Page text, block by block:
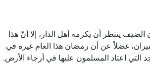
ينتظر أن يكرمه أهل الدار، إلا أنّ هذا
غضلاً عن أن رمضان هذا العام غيره في
التي اعتاد المسلمون عليها في أرجاء الأرض.